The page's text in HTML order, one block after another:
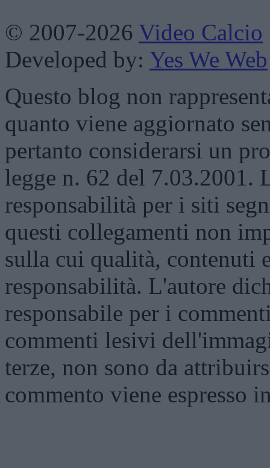
© 2007-2026 Video Calcio
Developed by: Yes We Web
Questo blog non
quanto viene aggiornato
pertanto considerarsi un
legge n. 62 del 7.03.2001.
responsabilità per i siti
questi collegamenti non
sulla cui qualità, contenuti
responsabilità. L'autore
responsabile per i
commenti lesivi
terze, non sono da
commento viene espresso